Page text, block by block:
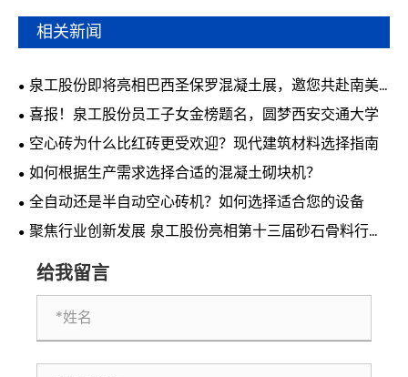
相关新闻
泉工股份即将亮相巴西圣保罗混凝土展，邀您共赴南美
行业盛会
喜报！泉工股份员工子女金榜题名，圆梦西安交通大学
空心砖为什么比红砖更受欢迎？现代建筑材料选择指南
如何根据生产需求选择合适的混凝土砌块机？
全自动还是半自动空心砖机？如何选择适合您的设备
聚焦行业创新发展 泉工股份亮相第十三届砂石骨料行业
给我留言